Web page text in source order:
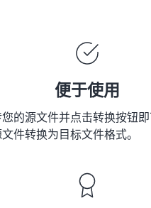
便于使用
的源文件并点击转换按钮
件转换为目标文件格式。